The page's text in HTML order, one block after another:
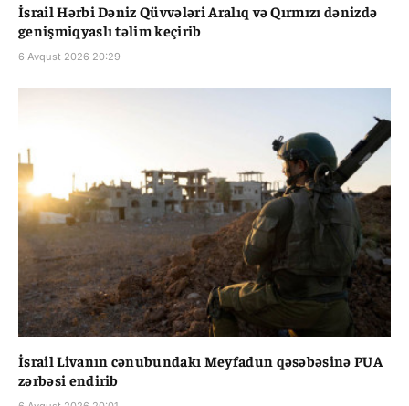
İsrail Hərbi Dəniz Qüvvələri Aralıq və Qırmızı dənizdə
genişmiqyaslı təlim keçirib
6 Avqust 2026 20:29
İsrail Livanın cənubundakı Meyfadun qəsəbəsinə PUA
zərbəsi endirib